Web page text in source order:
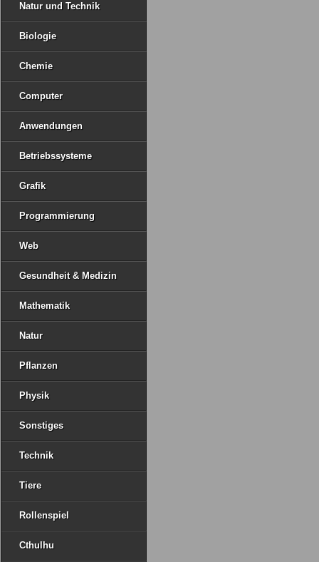
Natur und Technik
Biologie
Chemie
Computer
Anwendungen
Betriebssysteme
Grafik
Programmierung
Web
Gesundheit & Medizin
Mathematik
Natur
Pflanzen
Physik
Sonstiges
Technik
Tiere
Rollenspiel
Cthulhu